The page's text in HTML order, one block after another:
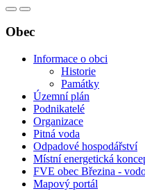
Obec
Informace o obci
Historie
Památky
Územní plán
Podnikatelé
Organizace
Pitná voda
Odpadové hospodářství
Místní energetická
FVE obec Březina -
Mapový portál